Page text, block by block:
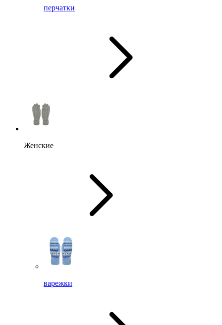
перчатки
Женские
варежки